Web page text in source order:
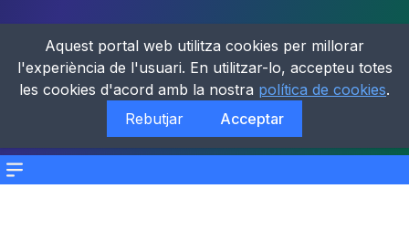
Menu
Aquest portal web utilitza cookies per millorar
l'experiència de l'usuari. En utilitzar-lo, accepteu totes
les cookies d'acord amb la nostra política de cookies.
Rebutjar
Acceptar